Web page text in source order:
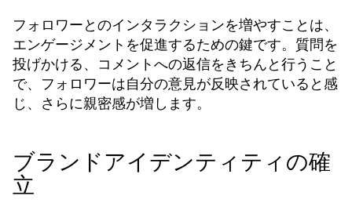
フォロワーとのインタラクションを増やすことは、
エンゲージメントを促進するための鍵です。質問を
投げかける、コメントへの返信をきちんと行うこと
で、フォロワーは自分の意見が反映されていると感
じ、さらに親密感が増します。
ブランドアイデンティティの確
立